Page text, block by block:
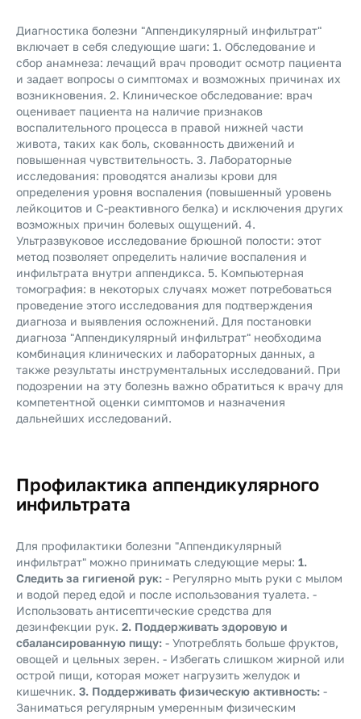
Диагностика болезни "Аппендикулярный инфильтрат"
включает в себя следующие шаги: 1. Обследование и
сбор анамнеза: лечащий врач проводит осмотр пациента
и задает вопросы о симптомах и возможных причинах их
возникновения. 2. Клиническое обследование: врач
оценивает пациента на наличие признаков
воспалительного процесса в правой нижней части
живота, таких как боль, скованность движений и
повышенная чувствительность. 3. Лабораторные
исследования: проводятся анализы крови для
определения уровня воспаления (повышенный уровень
лейкоцитов и С-реактивного белка) и исключения других
возможных причин болевых ощущений. 4.
Ультразвуковое исследование брюшной полости: этот
метод позволяет определить наличие воспаления и
инфильтрата внутри аппендикса. 5. Компьютерная
томография: в некоторых случаях может потребоваться
проведение этого исследования для подтверждения
диагноза и выявления осложнений. Для постановки
диагноза "Аппендикулярный инфильтрат" необходима
комбинация клинических и лабораторных данных, а
также результаты инструментальных исследований. При
подозрении на эту болезнь важно обратиться к врачу для
компетентной оценки симптомов и назначения
дальнейших исследований.
Профилактика аппендикулярного
инфильтрата
Для профилактики болезни "Аппендикулярный
инфильтрат" можно принимать следующие меры: 1.
Следить за гигиеной рук: - Регулярно мыть руки с мылом
и водой перед едой и после использования туалета. -
Использовать антисептические средства для
дезинфекции рук. 2. Поддерживать здоровую и
сбалансированную пищу: - Употреблять больше фруктов,
овощей и цельных зерен. - Избегать слишком жирной или
острой пищи, которая может нагрузить желудок и
кишечник. 3. Поддерживать физическую активность: -
Заниматься регулярным умеренным физическим